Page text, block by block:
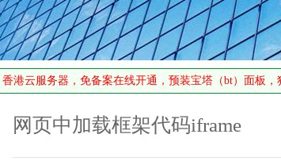
香港云服务器，免备案在线开通，预装宝塔（bt）面板，
网页中加载框架代码iframe